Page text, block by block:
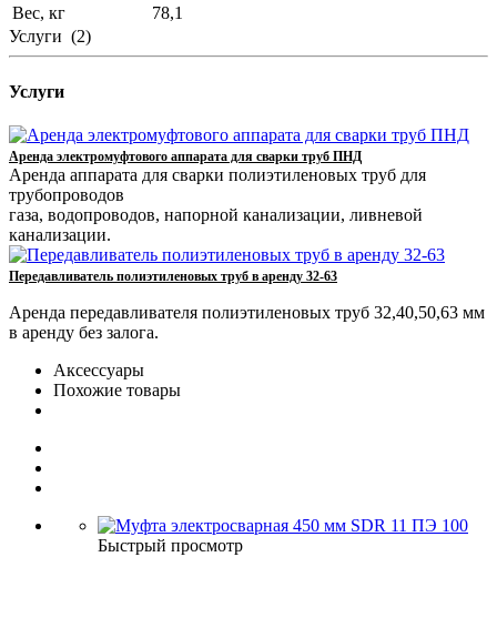
Вес, кг
78,1
Услуги (2)
Услуги
Аренда электромуфтового аппарата для сварки труб ПНД
Аренда аппарата для сварки полиэтиленовых труб для
трубопроводов
газа, водопроводов, напорной канализации, ливневой
канализации.
Передавливатель полиэтиленовых труб в аренду 32-63
Аренда передавливателя полиэтиленовых труб 32,40,50,63 мм
в аренду без залога.
Аксессуары
Похожие товары
Быстрый просмотр